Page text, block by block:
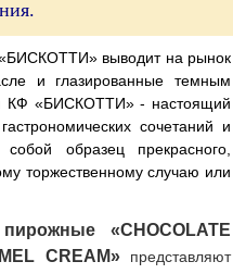
выводит на рынок
и глазированные темным
КФ «БИСКОТТИ» - настоящий
сочетаний и
образец прекрасного,
торжественному случаю или
«CHOCOLATE
CREAM»представляют